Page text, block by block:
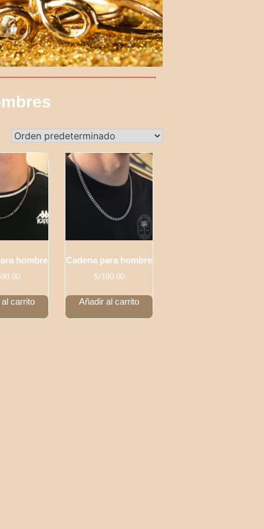
hombre
carrito
Cadena para hombre
S/180.00
Añadir al carrito